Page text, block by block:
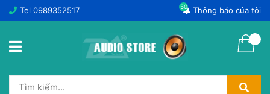
Tel 0989352517 Thông báo của tôi
50